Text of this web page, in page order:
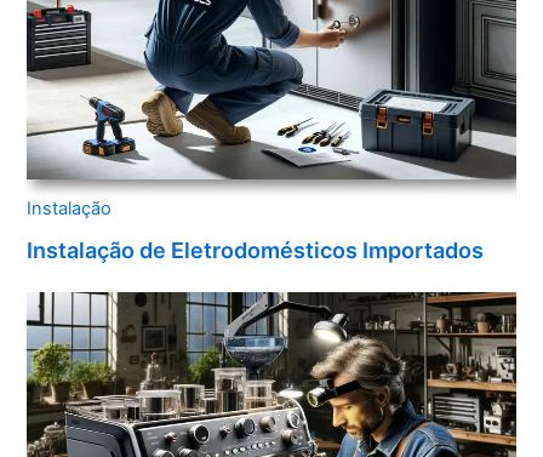
Instalação
Instalação de Eletrodomésticos Importados